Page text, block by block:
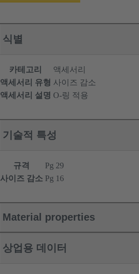
식별
카테고리
액세서리
액세서리 유형 사이즈 감소
액세서리 설명 O-링 적용
기술적 특성
규격
Pg 29
사이즈 감소 Pg 16
Material properties
상업용 데이터